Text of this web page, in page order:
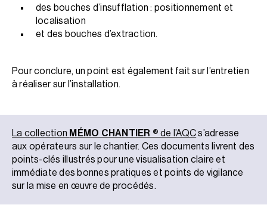
des bouches d’insufflation : positionnement et
localisation
et des bouches d’extraction.
Pour conclure, un point est également fait sur l’entretien
à réaliser sur l’installation.
La collection MÉMO CHANTIER ® de l’AQCs’adresse
aux opérateurs sur le chantier. Ces documents livrent des
points-clés illustrés pour une visualisation claire et
immédiate des bonnes pratiques et points de vigilance
sur la mise en œuvre de procédés.